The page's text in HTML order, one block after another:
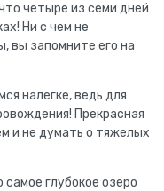
четыре из семи дней
Ни с чем не
вы запомните его на
налегке, ведь для
Прекрасная
и не думать о тяжелых
глубокое озеро